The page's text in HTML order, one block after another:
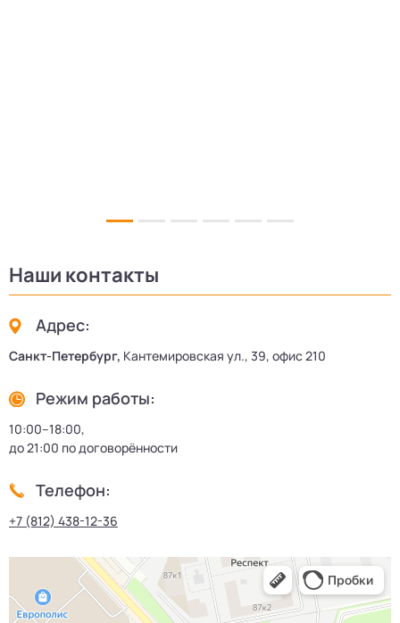
Наши контакты
Адрес:
Санкт-Петербург, Кантемировская ул., 39, офис 210
Режим работы:
10:00–18:00,
до 21:00 по договорённости
Телефон:
+7 (812) 438-12-36